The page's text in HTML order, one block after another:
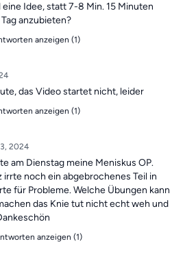
Idee, statt 7-8 Min. 15 Minuten
anzubieten?
anzeigen (1)
das Video startet nicht, leider
anzeigen (1)
2024
am Dienstag meine Meniskus OP.
irrte noch ein abgebrochenes Teil in
für Probleme. Welche Übungen kann
das Knie tut nicht echt weh und
anzeigen (1)